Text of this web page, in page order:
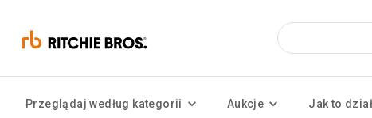
Przeglądaj według kategorii Aukcje Jak to